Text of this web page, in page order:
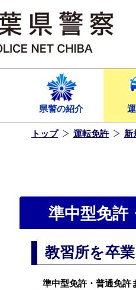
県警の紹介
トップ 運転免許 新
準中型免許
教習所を卒
準中型免許・普通免許